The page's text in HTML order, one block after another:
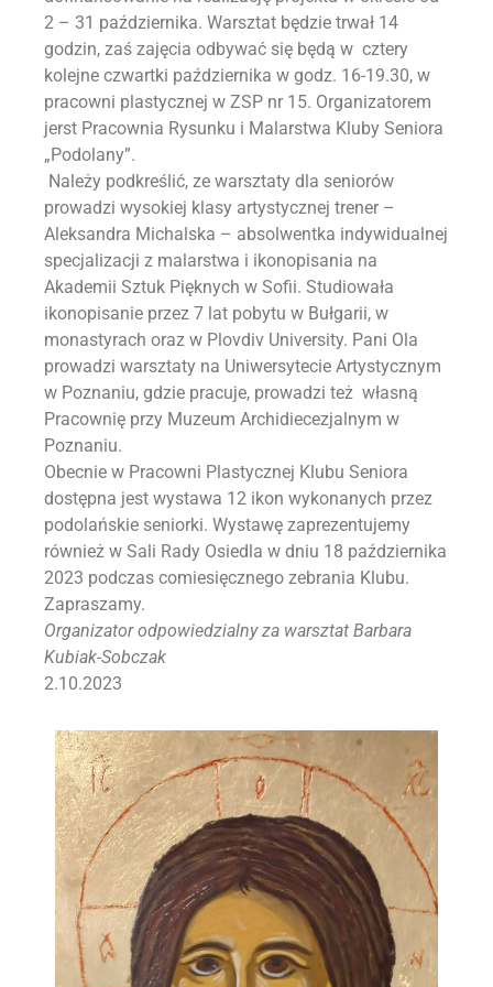
2 – 31 października. Warsztat będzie trwał 14
godzin, zaś zajęcia odbywać się będą w cztery
kolejne czwartki października w godz. 16-19.30, w
pracowni plastycznej w ZSP nr 15. Organizatorem
jerst Pracownia Rysunku i Malarstwa Kluby Seniora
„Podolany”.
Należy podkreślić, ze warsztaty dla seniorów
prowadzi wysokiej klasy artystycznej trener –
Aleksandra Michalska – absolwentka indywidualnej
specjalizacji z malarstwa i ikonopisania na
Akademii Sztuk Pięknych w Sofii. Studiowała
ikonopisanie przez 7 lat pobytu w Bułgarii, w
monastyrach oraz w Plovdiv University. Pani Ola
prowadzi warsztaty na Uniwersytecie Artystycznym
w Poznaniu, gdzie pracuje, prowadzi też własną
Pracownię przy Muzeum Archidiecezjalnym w
Poznaniu.
Obecnie w Pracowni Plastycznej Klubu Seniora
dostępna jest wystawa 12 ikon wykonanych przez
podolańskie seniorki. Wystawę zaprezentujemy
również w Sali Rady Osiedla w dniu 18 października
2023 podczas comiesięcznego zebrania Klubu.
Zapraszamy.
Organizator odpowiedzialny za warsztat Barbara
Kubiak-Sobczak
2.10.2023